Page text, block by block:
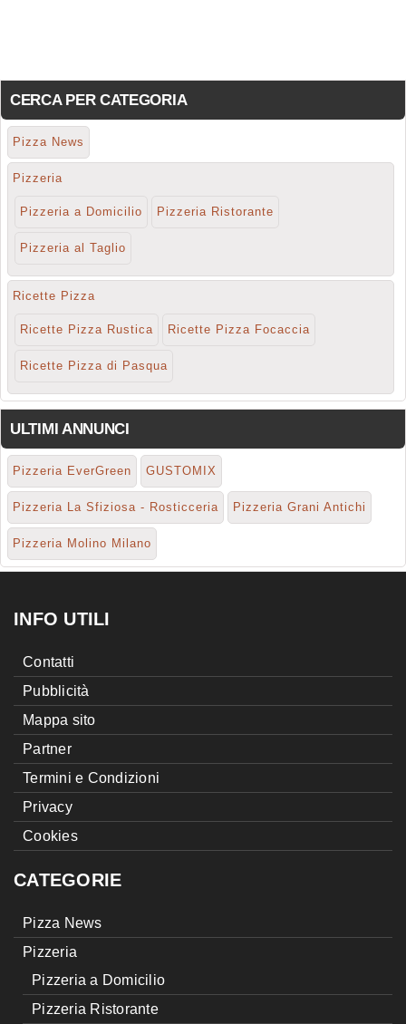
CERCA PER CATEGORIA
Pizza News
Pizzeria
Pizzeria a Domicilio Pizzeria Ristorante
Pizzeria al Taglio
Ricette Pizza
Ricette Pizza Rustica Ricette Pizza Focaccia
Ricette Pizza di Pasqua
ULTIMI ANNUNCI
Pizzeria EverGreen GUSTOMIX
Pizzeria La Sfiziosa - Rosticceria Pizzeria Grani Antichi
Pizzeria Molino Milano
INFO UTILI
Contatti
Pubblicità
Mappa sito
Partner
Termini e Condizioni
Privacy
Cookies
CATEGORIE
Pizza News
Pizzeria
Pizzeria a Domicilio
Pizzeria Ristorante